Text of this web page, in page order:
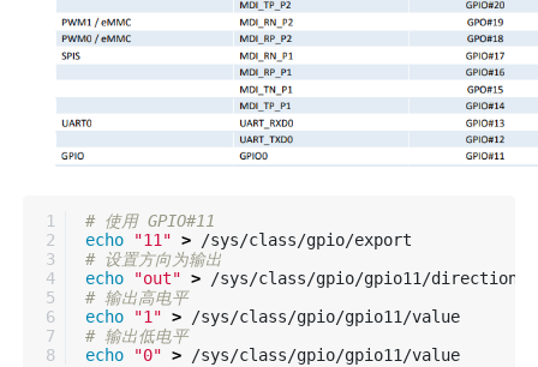
1
2
3
4
5
6
7
# 使用 GPIO#11
echo
"11" >
# 设置方向为输出
echo
"out" >
# 输出高电平
echo
"1" >
# 输出低电平
echo
"0" >